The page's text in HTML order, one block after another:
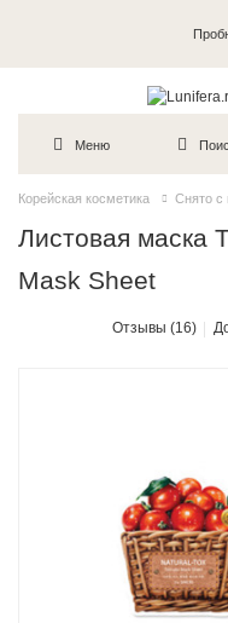
Меню
Корейская косметика Снято с
Листовая маска
Mask Sheet
Отзывы (16)